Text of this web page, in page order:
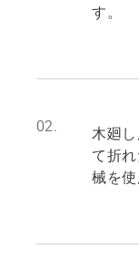
す。
02.
木廻
て折
械を使